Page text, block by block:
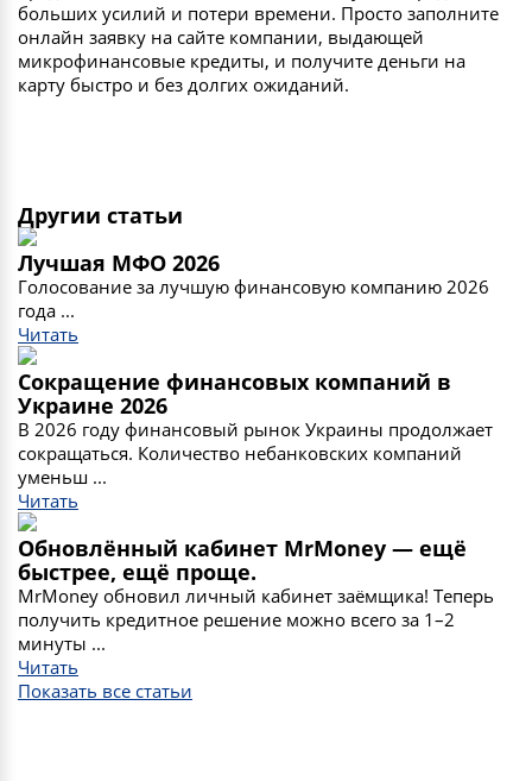
больших усилий и потери времени. Просто заполните
онлайн заявку на сайте компании, выдающей
микрофинансовые кредиты, и получите деньги на
карту быстро и без долгих ожиданий.
Другии статьи
Лучшая МФО 2026
Голосование за лучшую финансовую компанию 2026
года ...
Читать
Сокращение финансовых компаний в
Украине 2026
В 2026 году финансовый рынок Украины продолжает
сокращаться. Количество небанковских компаний
уменьш ...
Читать
Обновлённый кабинет MrMoney — ещё
быстрее, ещё проще.
MrMoney обновил личный кабинет заёмщика! Теперь
получить кредитное решение можно всего за 1–2
минуты ...
Читать
Показать все статьи